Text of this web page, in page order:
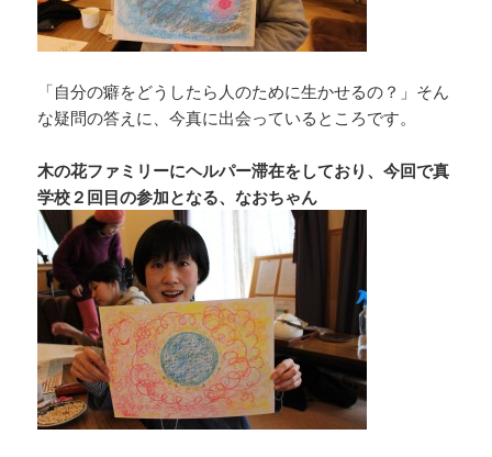
「自分の癖をどうしたら人のために生かせるの？」そん
な疑問の答えに、今真に出会っているところです。
木の花ファミリーにヘルパー滞在をしており、今回で真
学校２回目の参加となる、なおちゃん